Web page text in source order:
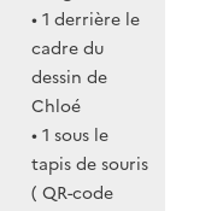
• 1 derrière le
cadre du
dessin de
Chloé
• 1 sous le
tapis de souris
( QR-code